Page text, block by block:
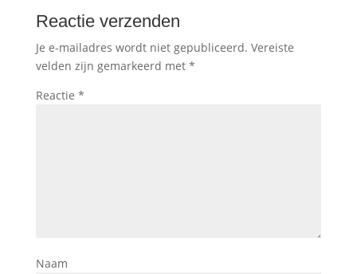
Reactie verzenden
Je e-mailadres wordt niet gepubliceerd. Vereiste
velden zijn gemarkeerd met *
Reactie *
Naam